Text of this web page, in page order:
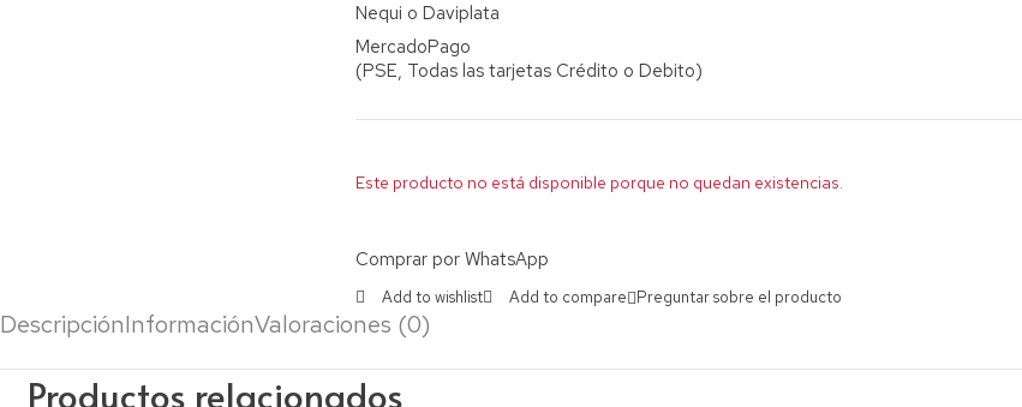
Nequi o Daviplata
MercadoPago
(PSE, Todas las tarjetas Crédito o Debito)
Este producto no está disponible porque no quedan existencias.
Comprar por WhatsApp
Preguntar sobre el producto
DescripciónInformaciónValoraciones (0)
Productos relacionados